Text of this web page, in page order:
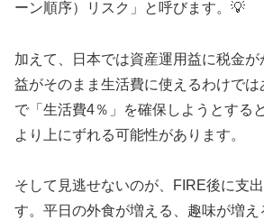
ーン順序）リスク」と呼びます。💡
加えて、日本では資産運用益に税金
益がそのまま生活費に使えるわけで
で「生活費4％」を確保しようとする
より上にずれる可能性があります。
そして見逃せないのが、FIRE後に支
す。平日の外食が増える、趣味が増